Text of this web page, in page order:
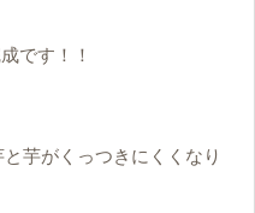
です！！
芋がくっつきにくくなり